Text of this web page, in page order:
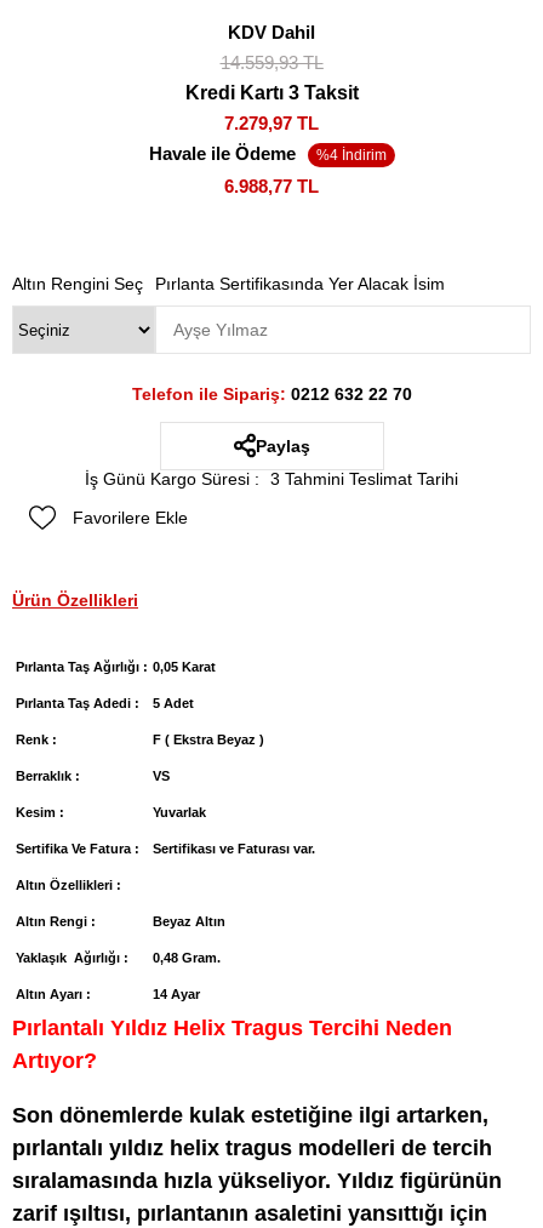
KDV Dahil
14.559,93 TL
Kredi Kartı 3 Taksit
7.279,97 TL
Havale ile Ödeme
6.988,77 TL
Altın Rengini Seç Pırlanta Sertifikasında Yer Alacak İsim
Telefon ile Sipariş: 0212 632 22 70
Paylaş
İş Günü Kargo Süresi :
3 Tahmini Teslimat Tarihi
Favorilere Ekle
Ürün Özellikleri
Pırlanta Taş Ağırlığı : 0,05 Karat
Pırlanta Taş Adedi : 5 Adet
Renk : F ( Ekstra Beyaz )
Berraklık : VS
Kesim : Yuvarlak
Sertifika Ve Fatura : Sertifikası ve Faturası var.
Altın Özellikleri :
Altın Rengi : Beyaz Altın
Yaklaşık Ağırlığı : 0,48 Gram.
Altın Ayarı : 14 Ayar
Pırlantalı Yıldız Helix Tragus Tercihi Neden
Artıyor?
Son dönemlerde kulak estetiğine ilgi artarken,
pırlantalı yıldız helix tragus modelleri de tercih
sıralamasında hızla yükseliyor. Yıldız figürünün
zarif ışıltısı, pırlantanın asaletini yansıttığı için